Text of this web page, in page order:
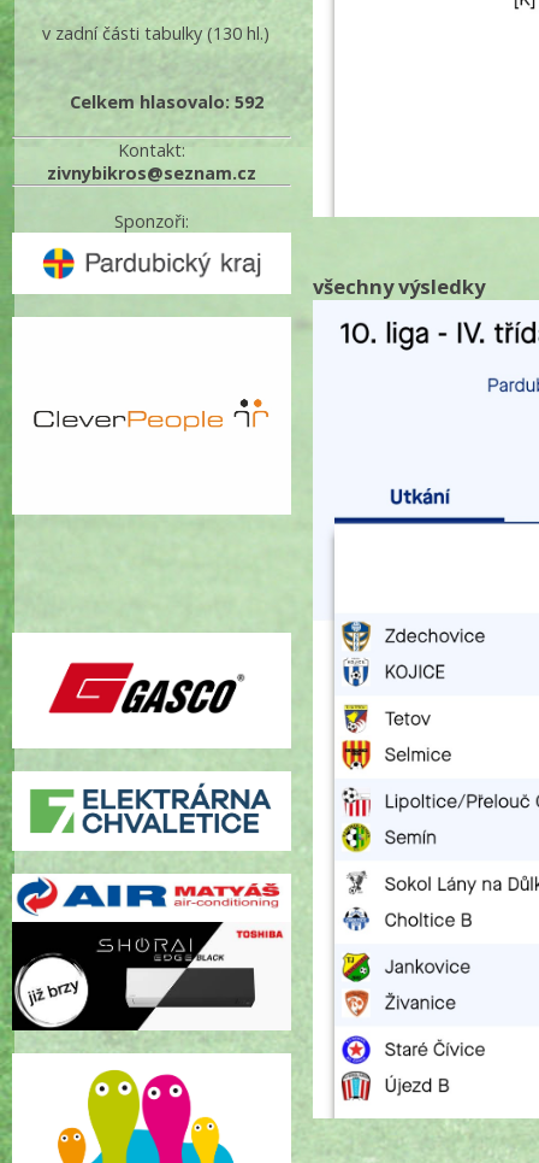
v zadní části tabulky (130 hl.)
Celkem hlasovalo: 592
Kontakt:
zivnybikros@seznam.cz
Sponzoři:
všechny výsledky